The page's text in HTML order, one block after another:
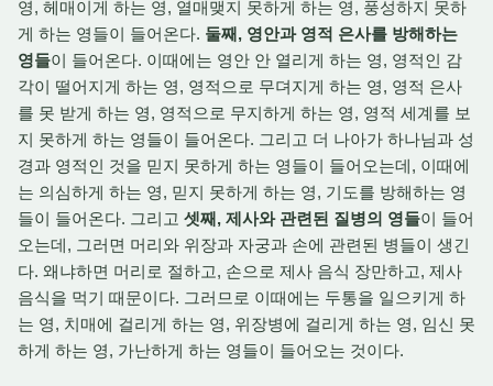
영, 헤매이게 하는 영, 열매맺지 못하게 하는 영, 풍성하지 못하
게 하는 영들이 들어온다. 둘째, 영안과 영적 은사를 방해하는
영들이 들어온다. 이때에는 영안 안 열리게 하는 영, 영적인 감
각이 떨어지게 하는 영, 영적으로 무뎌지게 하는 영, 영적 은사
를 못 받게 하는 영, 영적으로 무지하게 하는 영, 영적 세계를 보
지 못하게 하는 영들이 들어온다. 그리고 더 나아가 하나님과 성
경과 영적인 것을 믿지 못하게 하는 영들이 들어오는데, 이때에
는 의심하게 하는 영, 믿지 못하게 하는 영, 기도를 방해하는 영
들이 들어온다. 그리고 셋째, 제사와 관련된 질병의 영들이 들어
오는데, 그러면 머리와 위장과 자궁과 손에 관련된 병들이 생긴
다. 왜냐하면 머리로 절하고, 손으로 제사 음식 장만하고, 제사
음식을 먹기 때문이다. 그러므로 이때에는 두통을 일으키게 하
는 영, 치매에 걸리게 하는 영, 위장병에 걸리게 하는 영, 임신 못
하게 하는 영, 가난하게 하는 영들이 들어오는 것이다.